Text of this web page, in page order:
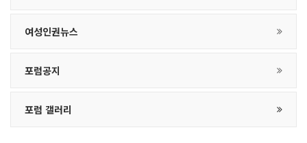
여성인권뉴스
포럼공지
포럼 갤러리